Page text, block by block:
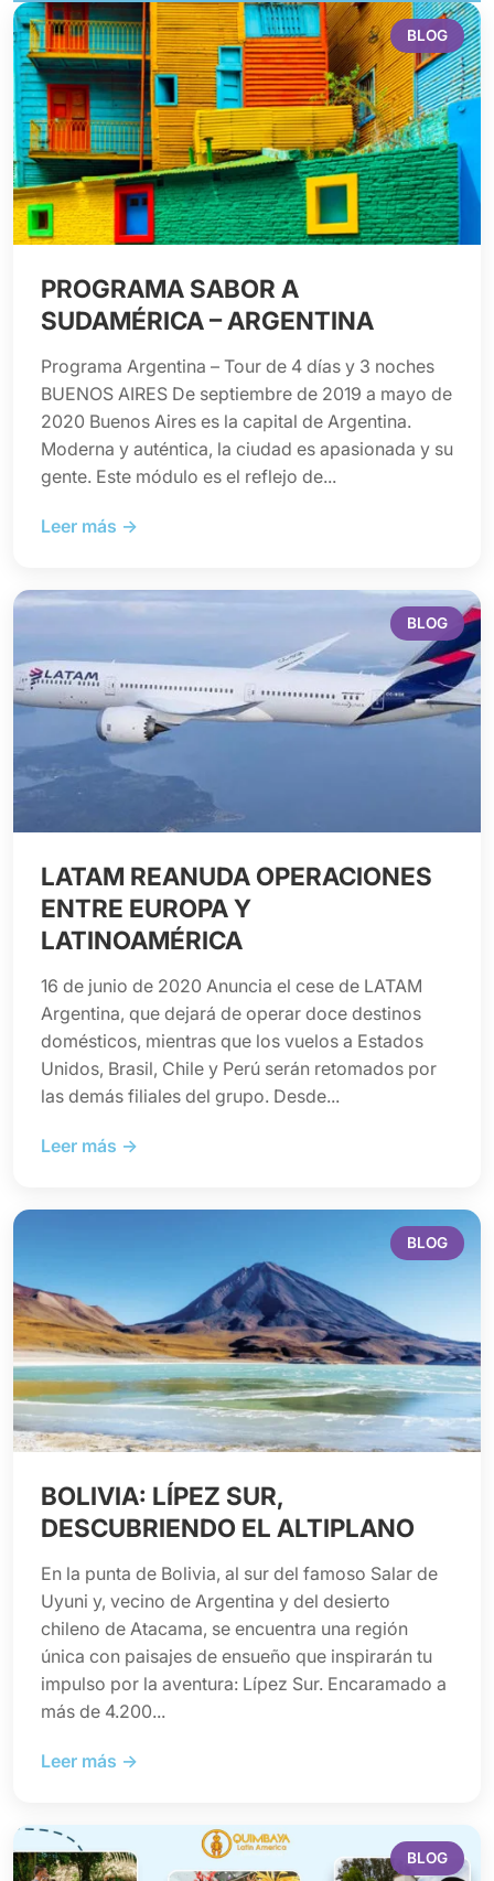
BLOG
PROGRAMA SABOR A
SUDAMÉRICA – ARGENTINA
Programa Argentina – Tour de 4 días y 3 noches
BUENOS AIRES De septiembre de 2019 a mayo de
2020 Buenos Aires es la capital de Argentina.
Moderna y auténtica, la ciudad es apasionada y su
gente. Este módulo es el reflejo de...
Leer más →
BLOG
LATAM REANUDA OPERACIONES
ENTRE EUROPA Y
LATINOAMÉRICA
16 de junio de 2020 Anuncia el cese de LATAM
Argentina, que dejará de operar doce destinos
domésticos, mientras que los vuelos a Estados
Unidos, Brasil, Chile y Perú serán retomados por
las demás filiales del grupo. Desde...
Leer más →
BLOG
BOLIVIA: LÍPEZ SUR,
DESCUBRIENDO EL ALTIPLANO
En la punta de Bolivia, al sur del famoso Salar de
Uyuni y, vecino de Argentina y del desierto
chileno de Atacama, se encuentra una región
única con paisajes de ensueño que inspirarán tu
impulso por la aventura: Lípez Sur. Encaramado a
más de 4.200...
Leer más →
BLOG